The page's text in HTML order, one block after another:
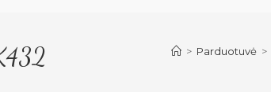
> Parduotuvė >